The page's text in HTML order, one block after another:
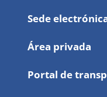
Sede
Área privada
Portal de